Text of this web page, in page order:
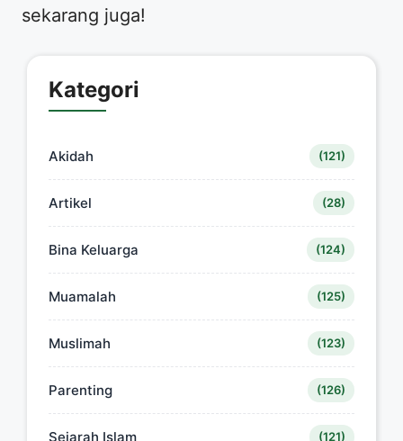
sekarang juga!
Kategori
Akidah (121)
Artikel (28)
Bina Keluarga (124)
Muamalah (125)
Muslimah (123)
Parenting (126)
Sejarah Islam (121)